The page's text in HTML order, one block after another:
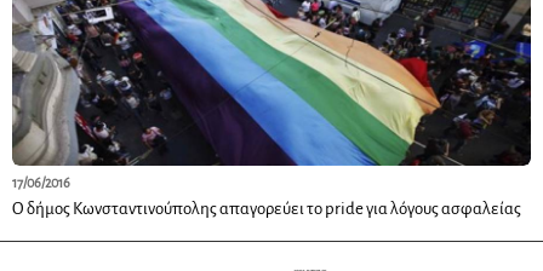
17/06/2016
Ο δήμος Κωνσταντινούπολης απαγορεύει το pride για λόγους ασφαλείας